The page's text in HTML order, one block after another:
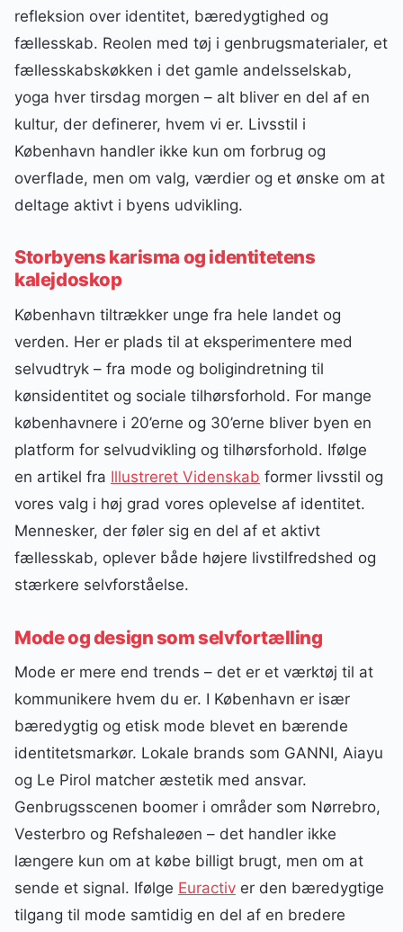
refleksion over identitet, bæredygtighed og
fællesskab. Reolen med tøj i genbrugsmaterialer, et
fællesskabskøkken i det gamle andelsselskab,
yoga hver tirsdag morgen – alt bliver en del af en
kultur, der definerer, hvem vi er. Livsstil i
København handler ikke kun om forbrug og
overflade, men om valg, værdier og et ønske om at
deltage aktivt i byens udvikling.
Storbyens karisma og identitetens
kalejdoskop
København tiltrækker unge fra hele landet og
verden. Her er plads til at eksperimentere med
selvudtryk – fra mode og boligindretning til
kønsidentitet og sociale tilhørsforhold. For mange
københavnere i 20’erne og 30’erne bliver byen en
platform for selvudvikling og tilhørsforhold. Ifølge
en artikel fra Illustreret Videnskab former livsstil og
vores valg i høj grad vores oplevelse af identitet.
Mennesker, der føler sig en del af et aktivt
fællesskab, oplever både højere livstilfredshed og
stærkere selvforståelse.
Mode og design som selvfortælling
Mode er mere end trends – det er et værktøj til at
kommunikere hvem du er. I København er især
bæredygtig og etisk mode blevet en bærende
identitetsmarkør. Lokale brands som GANNI, Aiayu
og Le Pirol matcher æstetik med ansvar.
Genbrugsscenen boomer i områder som Nørrebro,
Vesterbro og Refshaleøen – det handler ikke
længere kun om at købe billigt brugt, men om at
sende et signal. Ifølge Euractiv er den bæredygtige
tilgang til mode samtidig en del af en bredere